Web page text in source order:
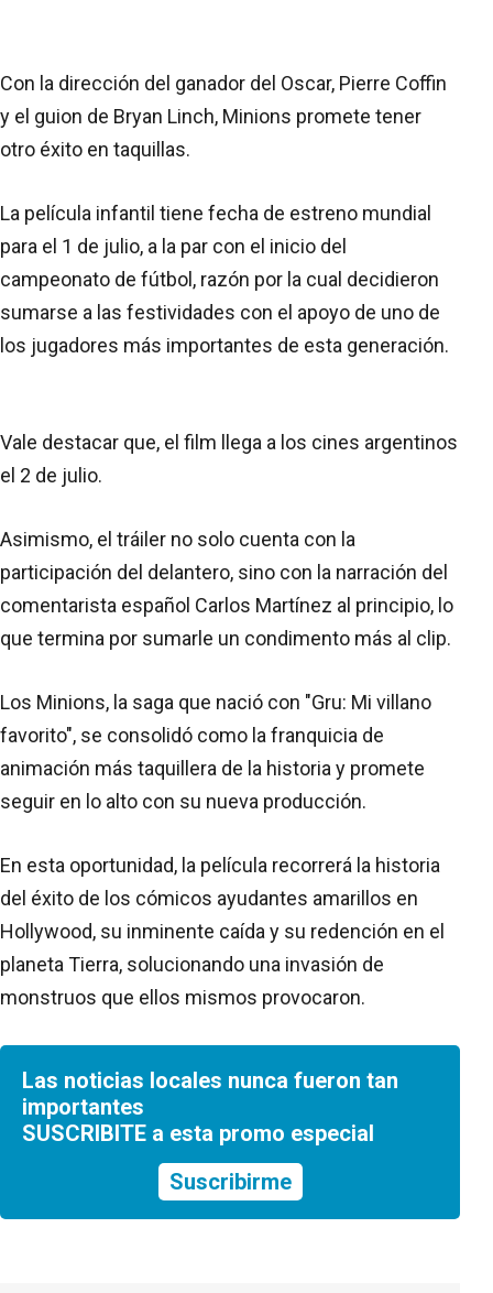
Con la dirección del ganador del Oscar, Pierre Coffin
y el guion de Bryan Linch, Minions promete tener
otro éxito en taquillas.
La película infantil tiene fecha de estreno mundial
para el 1 de julio, a la par con el inicio del
campeonato de fútbol, razón por la cual decidieron
sumarse a las festividades con el apoyo de uno de
los jugadores más importantes de esta generación.
Vale destacar que, el film llega a los cines argentinos
el 2 de julio.
Asimismo, el tráiler no solo cuenta con la
participación del delantero, sino con la narración del
comentarista español Carlos Martínez al principio, lo
que termina por sumarle un condimento más al clip.
Los Minions, la saga que nació con "Gru: Mi villano
favorito", se consolidó como la franquicia de
animación más taquillera de la historia y promete
seguir en lo alto con su nueva producción.
En esta oportunidad, la película recorrerá la historia
del éxito de los cómicos ayudantes amarillos en
Hollywood, su inminente caída y su redención en el
planeta Tierra, solucionando una invasión de
monstruos que ellos mismos provocaron.
Las noticias locales nunca fueron tan
importantes
SUSCRIBITE a esta promo especial
Suscribirme